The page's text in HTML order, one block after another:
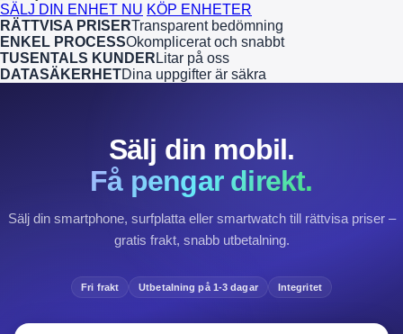
SÄLJ DIN ENHET NU KÖP ENHETER
RÄTTVISA PRISERTransparent bedömning
ENKEL PROCESSOkomplicerat och snabbt
TUSENTALS KUNDER Litar på oss
DATASÄKERHETDina uppgifter är säkra
Sälj din mobil.
Få pengar direkt.
Sälj din smartphone, surfplatta eller smartwatch till rättvisa priser –
gratis frakt, snabb utbetalning.
Fri frakt Utbetalning på 1-3 dagar Integritet